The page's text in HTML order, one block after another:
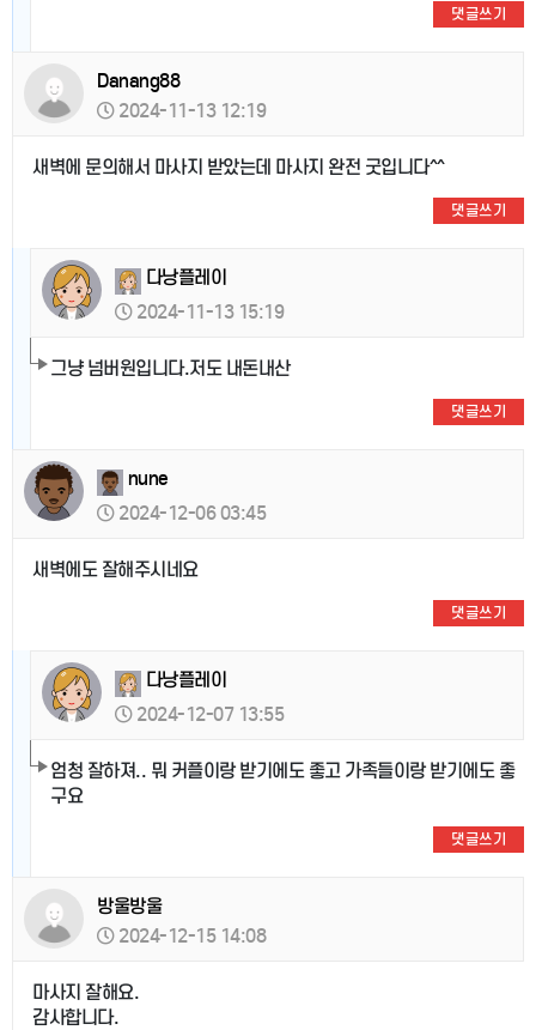
댓글쓰기
Danang88
2024-11-13 12:19
새벽에 문의해서 마사지 받았는데 마사지 완전 굿입니다^^
댓글쓰기
다낭플레이
2024-11-13 15:19
그냥 넘버원입니다.저도 내돈내산
댓글쓰기
nune
2024-12-06 03:45
새벽에도 잘해주시네요
댓글쓰기
다낭플레이
2024-12-07 13:55
엄청 잘하져.. 뭐 커플이랑 받기에도 좋고 가족들이랑 받기에도 좋
구요
댓글쓰기
방울방울
2024-12-15 14:08
마사지 잘해요.
감사합니다.